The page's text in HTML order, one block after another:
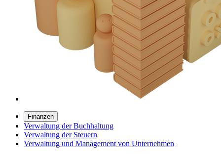
Finanzen
Verwaltung der Buchhaltung
Verwaltung der Steuern
Verwaltung und Management von Unternehmen